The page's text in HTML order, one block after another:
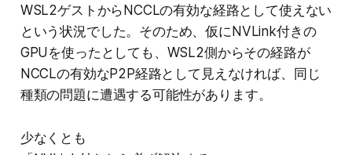
WSL2ゲストからNCCLの有効な経路として使えない
という状況でした。そのため、仮にNVLink付きの
GPUを使ったとしても、WSL2側からその経路が
NCCLの有効なP2P経路として見えなければ、同じ
種類の問題に遭遇する可能性があります。
少なくとも